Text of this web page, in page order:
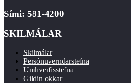
Sími: 581-4200
SKILMÁLAR
Skilmálar
Persónuverndarstefna
Umhverfisstefna
Gildin okkar